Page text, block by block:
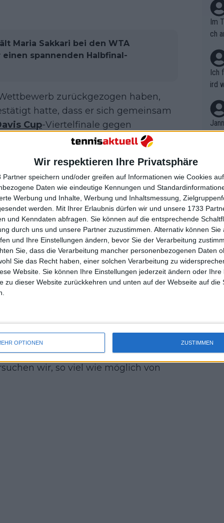
Wir respektieren Ihre Privatsphäre
Partner speichern und/oder greifen auf Informationen wie Cookies
Daten wie eindeutige Kennungen und
Werbung und Inhalte, Werbung und Inhaltsmessung,
werden. Mit Ihrer Erlaubnis dürfen wir und unsere 1733
und Kenndaten abfragen. Sie können auf die entsprechende
durch uns und unsere Partner zuzustimmen. Alternativ können Sie
und Ihre Einstellungen ändern, bevor Sie der Verarbeitung
Sie, dass die Verarbeitung mancher personenbezogenen Daten
Sie das Recht haben, einer solchen Verarbeitung zu
Website. Sie können Ihre Einstellungen jederzeit ändern oder Ihre
zu dieser Website zurückkehren und unten auf der Webseite auf die
OPTIONEN ZUSTIMMEN
Maria Sakkari bei den WTA
spannenden Halbfinal-
zurückgezogen haben,
hatte, dass er sich gemeinsam
Cup-Viertelfinale gegen
Spielen in einer
auf den kommenden Davis Cup ist.
wir hier spielen, wir versuchen, uns
Doppelpaar zu haben, auf die
Iga Swiatek weniger verärgert
bei den WTA Finals 2023
Davis Cups, das wir heutzutage
man die Siege nach den Einzeln
gegen Großbritannien, das
der Welt hat. Es wird
wir, so viel wie möglich von
Im
ch
Ich
ird
r in
em
t,
B.
on
uss
mal
des
n
nt.
kel